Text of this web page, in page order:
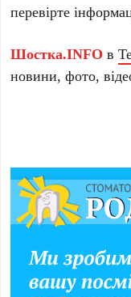
перевірте
Шостка.INFO в
новини, фото,